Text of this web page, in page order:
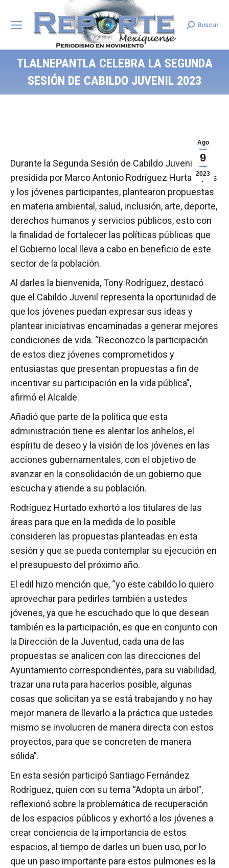
Search:
Buscar
TLALNEPANTLA CELEBRA LA SEGUNDA
SESIÓN DE CABILDO JUVENIL 2023
Ago
9
2023
Durante la Segunda Sesión de Cabildo Juvenil
presidida por Marco Antonio Rodríguez Hurtado, las
y los jóvenes participantes, plantearon propuestas
en materia ambiental, salud, inclusión, arte, deporte,
derechos humanos y servicios públicos, esto con
la finalidad de fortalecer las políticas públicas que
el Gobierno local lleva a cabo en beneficio de este
sector de la población.
Al darles la bienvenida, Tony Rodríguez, destacó
que el Cabildo Juvenil representa la oportunidad de
que los jóvenes puedan expresar sus ideas y
plantear iniciativas encaminadas a generar mejores
condiciones de vida. “Reconozco la participación
de estos diez jóvenes comprometidos y
entusiastas que presentan propuestas a fin de
incentivar su participación en la vida pública”,
afirmó el Alcalde.
Añadió que parte de la política que esta
administración tiene es alentar los anhelos, el
espíritu de deseo y la visión de los jóvenes en las
acciones gubernamentales, con el objetivo de
avanzar en la consolidación de un gobierno que
escucha y atiende a su población.
Rodríguez Hurtado exhortó a los titulares de las
áreas para que en la medida de lo posible
consideren las propuestas planteadas en esta
sesión y que se pueda contemplar su ejecución en
el presupuesto del próximo año.
El edil hizo mención que, “yo este cabildo lo quiero
aprovechar para pedirles también a ustedes
jóvenes, ya que he escuchado que lo que desean
también es la participación, es que en conjunto con
la Dirección de la Juventud, cada una de las
propuestas se analicen con las direcciones del
Ayuntamiento correspondientes, para su viabilidad,
trazar una ruta para hacerlos posible, algunas
cosas que solicitan ya se está trabajando y no hay
mejor manera de llevarlo a la práctica que ustedes
mismo se involucren de manera directa con estos
proyectos, para que se concreten de manera
sólida”.
En esta sesión participó Santiago Fernández
Rodríguez, quien con su tema “Adopta un árbol”,
reflexionó sobre la problemática de recuperación
de los espacios públicos y exhortó a los jóvenes a
crear conciencia de la importancia de estos
espacios, al tiempo de darles un buen uso, por lo
que un paso importante para estos pulmones es la